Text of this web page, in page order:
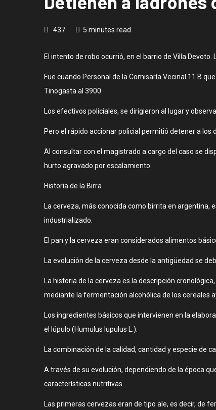
437 5 minutes read
El intento de robo ocurrió, en el barrio de Villa
Fue cuando Personal de la Comisaría Vecinal 11 B
Tinogasta al 3900.
Los efectivos policiales, se dirigieron al lugar y
Pero el rápido accionar policial permitió detener a los
Al consultar con el magistrado a cargo del caso se
hurto agravado por escalamiento.
Historia de la Birra
La cerveza, más conocida como birrita en argentina,
industrializado.
El pan y la cerveza eran considerados alimentos
La evolución de la cerveza desde la antigüedad se
La historia de la cerveza es la descripción
mediante la fermentación alcohólica de los cereales
Los ingredientes básicos que intervienen en la
el lúpulo (Humulus lupulus L.).
La combinación de la calidad, cantidad y especie de
A través de su evolución, dependiendo de la época
características nutritivas.
Las primeras cervezas eran de tipo ale, es decir, de